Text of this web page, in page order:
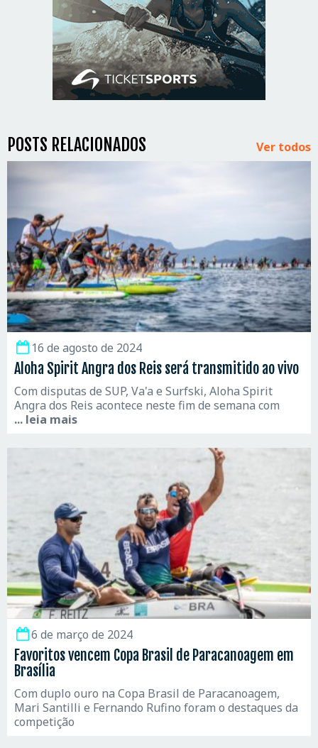
POSTS RELACIONADOS Ver todos
16 de agosto de 2024
Aloha Spirit Angra dos Reis será transmitido ao vivo
Com disputas de SUP, Va'a e Surfski, Aloha Spirit
Angra dos Reis acontece neste fim de semana com
... leia mais
6 de março de 2024
Favoritos vencem Copa Brasil de Paracanoagem em
Brasília
Com duplo ouro na Copa Brasil de Paracanoagem,
Mari Santilli e Fernando Rufino foram o destaques da
competição